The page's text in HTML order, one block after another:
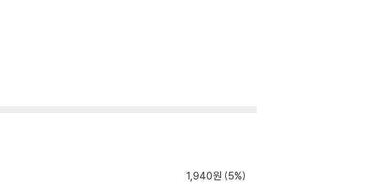
1,940원 (5%)